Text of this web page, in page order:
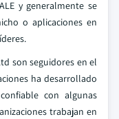
y generalmente se
o aplicaciones en
son seguidores en el
ha desarrollado
con algunas
trabajan en